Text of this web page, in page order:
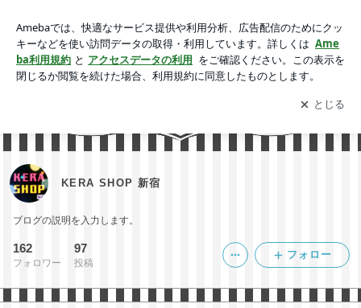
アプリをダウンロードして ブログの更新通知
を受け取りまし
ょう。
開く
KERA SHOP 新宿
ブログの説明を入力します。
162
フォロワー
97
投稿
フォロー